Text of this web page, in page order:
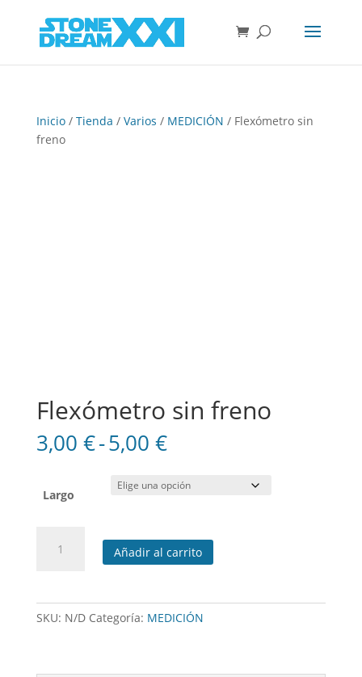
Inicio/ Tienda / Varios / MEDICIÓN / Flexómetro sin
freno
Flexómetro sin freno
3,00 €-5,00 €Rango
de
precios:
desde
hasta
5,00 €
Largo
Añadir al carrito
SKU: N/D Categoría: MEDICIÓN